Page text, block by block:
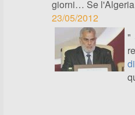
giorni… Se
23/05/2012
"